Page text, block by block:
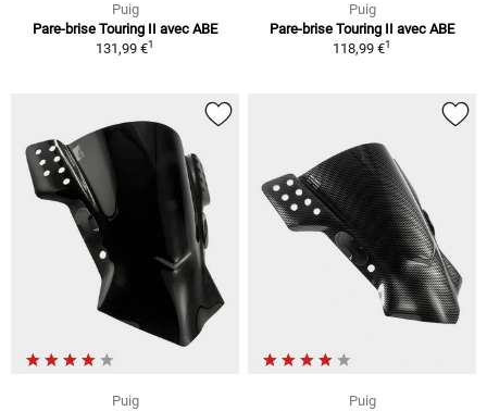
Puig
Pare-brise Touring II avec ABE
131,99 €1
Puig
Pare-brise Touring II avec ABE
118,99 €1
Puig
Puig